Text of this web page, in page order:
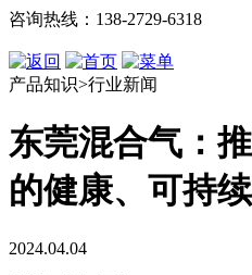
咨询热线：138-2729-6318
产品知识>行业新闻
东莞混合气：
的健康、可持
2024.04.04